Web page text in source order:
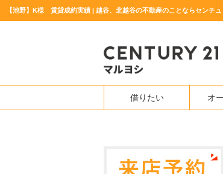
【池野】K様 賃貸成約実績 | 越谷、北越谷の不動産のことならセンチ
借りたい オ